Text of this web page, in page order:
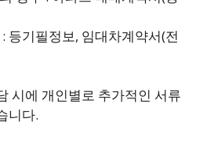
등기필정보, 임대차계약서(전
시에 개인별로 추가적인 서류
니다.